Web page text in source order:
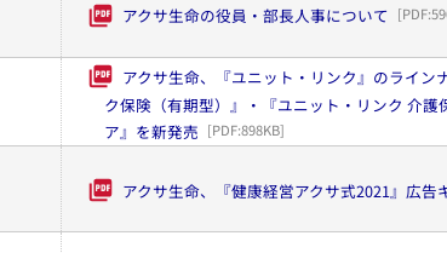
アクサ生命の役員・部長人事について [PDF:
アクサ生命、『ユニット・リンク』のライ
ク保険（有期型）』・『ユニット・リンク 介
ア』を新発売 [PDF:898KB]
アクサ生命、『健康経営アクサ式2021』広